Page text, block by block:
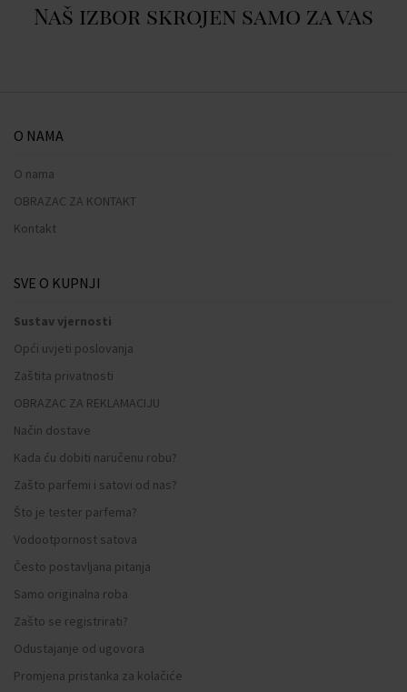
Naš izbor skrojen samo za vas
O NAMA
O nama
OBRAZAC ZA KONTAKT
Kontakt
SVE O KUPNJI
Sustav vjernosti
Opći uvjeti poslovanja
Zaštita privatnosti
OBRAZAC ZA REKLAMACIJU
Način dostave
Kada ću dobiti naručenu robu?
Zašto parfemi i satovi od nas?
Što je tester parfema?
Vodootpornost satova
Često postavljana pitanja
Samo originalna roba
Zašto se registrirati?
Odustajanje od ugovora
Promjena pristanka za kolačiće